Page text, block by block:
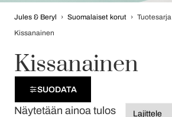
Jules & Beryl › Suomalaiset korut › Tuotesarja
Kissanainen
Kissanainen
SUODATA
Näytetään ainoa tulos